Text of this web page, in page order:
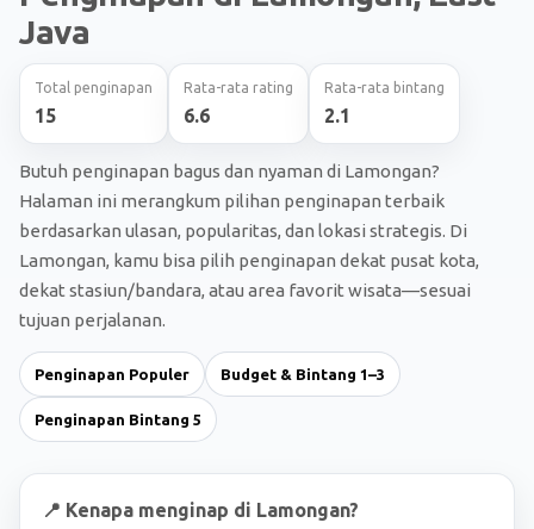
Java
Total penginapan
15
Rata-rata rating
6.6
Rata-rata bintang
2.1
Butuh penginapan bagus dan nyaman di Lamongan?
Halaman ini merangkum pilihan penginapan terbaik
berdasarkan ulasan, popularitas, dan lokasi strategis. Di
Lamongan, kamu bisa pilih penginapan dekat pusat kota,
dekat stasiun/bandara, atau area favorit wisata—sesuai
tujuan perjalanan.
Penginapan Populer Budget & Bintang 1–3
Penginapan Bintang 5
📍 Kenapa menginap di Lamongan?